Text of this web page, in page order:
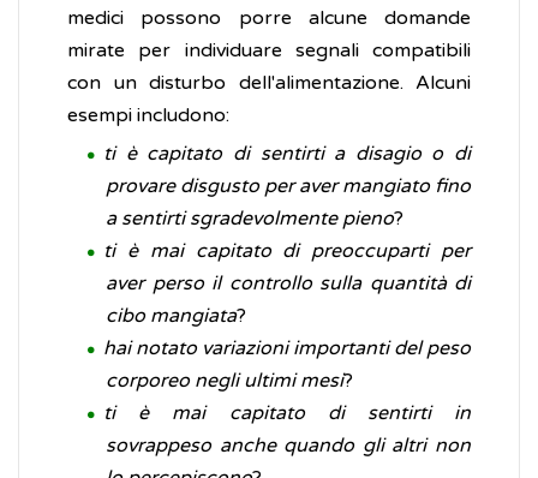
medici possono porre alcune domande
mirate per individuare segnali compatibili
con un disturbo dell'alimentazione. Alcuni
esempi includono:
ti è capitato di sentirti a disagio o di
provare disgusto per aver mangiato fino
a sentirti sgradevolmente pieno?
ti è mai capitato di preoccuparti per
aver perso il controllo sulla quantità di
cibo mangiata?
hai notato variazioni importanti del peso
corporeo negli ultimi mesi?
ti è mai capitato di sentirti in
sovrappeso anche quando gli altri non